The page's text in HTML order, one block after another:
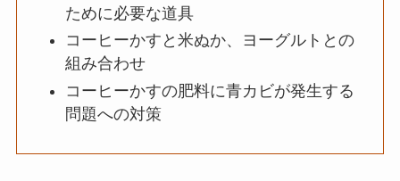
ために必要な道具
コーヒーかすと米ぬか、ヨーグルトとの
組み合わせ
コーヒーかすの肥料に青カビが発生する
問題への対策